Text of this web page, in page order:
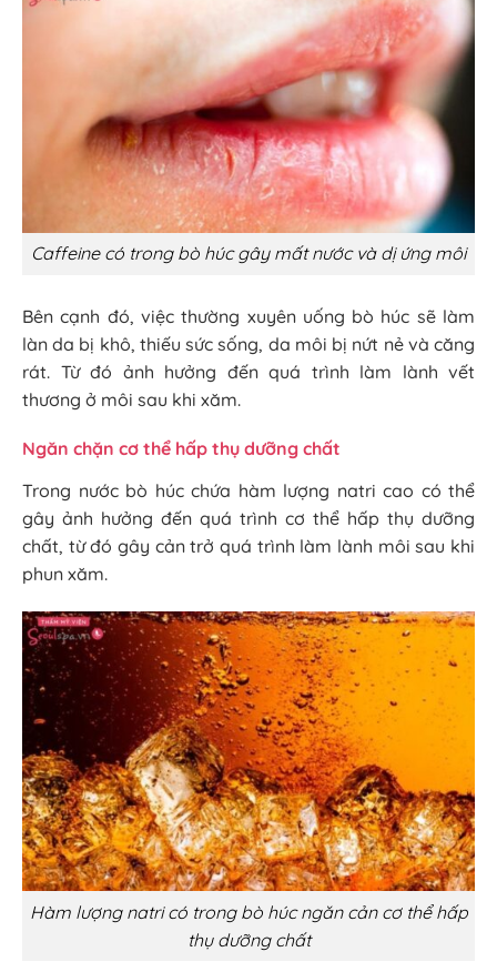
Caffeine có trong bò húc gây mất nước và dị ứng môi
Bên cạnh đó, việc thường xuyên uống bò húc sẽ làm
làn da bị khô, thiếu sức sống, da môi bị nứt nẻ và căng
rát. Từ đó ảnh hưởng đến quá trình làm lành vết
thương ở môi sau khi xăm.
Ngăn chặn cơ thể hấp thụ dưỡng chất
Trong nước bò húc chứa hàm lượng natri cao có thể
gây ảnh hưởng đến quá trình cơ thể hấp thụ dưỡng
chất, từ đó gây cản trở quá trình làm lành môi sau khi
phun xăm.
Hàm lượng natri có trong bò húc ngăn cản cơ thể hấp
thụ dưỡng chất